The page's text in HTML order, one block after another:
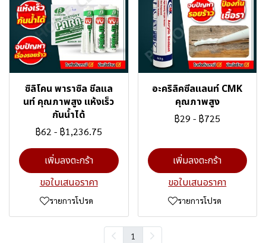
ซิลิโคน พาราซิล ชีลแล
นท์ คุณภาพสูง แห้งเร็ว
กันน้ำได้
฿62 - ฿1,236.75
เพิ่มลงตะกร้า
ขอใบเสนอราคา
รายการโปรด
อะคริลิคซีลแลนท์ CMK
คุณภาพสูง
฿29 - ฿725
เพิ่มลงตะกร้า
ขอใบเสนอราคา
รายการโปรด
1